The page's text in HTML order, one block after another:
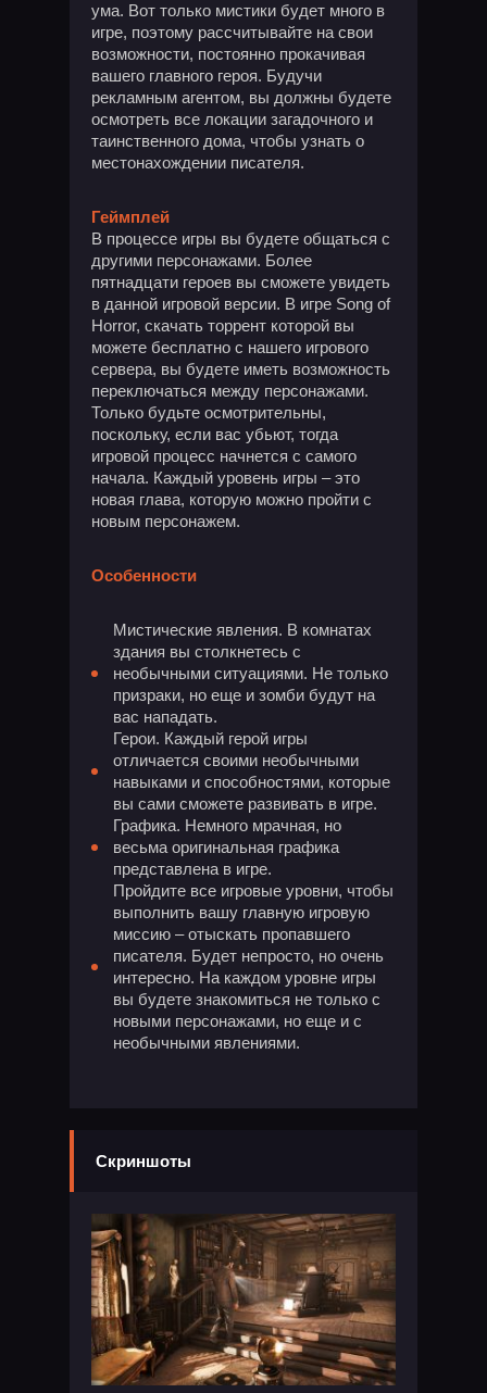
ума. Вот только мистики будет много в
игре, поэтому рассчитывайте на свои
возможности, постоянно прокачивая
вашего главного героя. Будучи
рекламным агентом, вы должны будете
осмотреть все локации загадочного и
таинственного дома, чтобы узнать о
местонахождении писателя.
Геймплей
В процессе игры вы будете общаться с
другими персонажами. Более
пятнадцати героев вы сможете увидеть
в данной игровой версии. В игре Song of
Horror, скачать торрент которой вы
можете бесплатно с нашего игрового
сервера, вы будете иметь возможность
переключаться между персонажами.
Только будьте осмотрительны,
поскольку, если вас убьют, тогда
игровой процесс начнется с самого
начала. Каждый уровень игры – это
новая глава, которую можно пройти с
новым персонажем.
Особенности
Мистические явления. В комнатах
здания вы столкнетесь с
необычными ситуациями. Не только
призраки, но еще и зомби будут на
вас нападать.
Герои. Каждый герой игры
отличается своими необычными
навыками и способностями, которые
вы сами сможете развивать в игре.
Графика. Немного мрачная, но
весьма оригинальная графика
представлена в игре.
Пройдите все игровые уровни, чтобы
выполнить вашу главную игровую
миссию – отыскать пропавшего
писателя. Будет непросто, но очень
интересно. На каждом уровне игры
вы будете знакомиться не только с
новыми персонажами, но еще и с
необычными явлениями.
Скриншоты